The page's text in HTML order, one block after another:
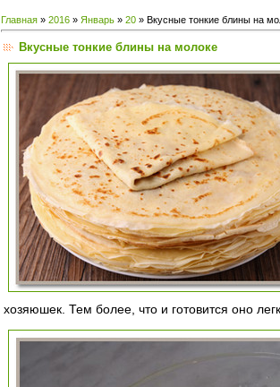
Главная » 2016 » Январь » 20 » Вкусные тонкие блины на
Вкусные тонкие блины на молоке
хозяюшек. Тем более, что и готовится оно